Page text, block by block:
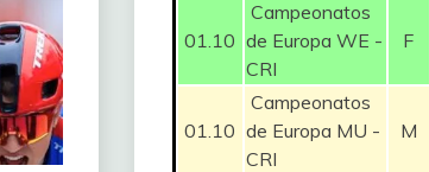
01.10
Campeonatos
de Europa WE -
CRI
F
01.10
Campeonatos
de Europa MU -
CRI
M